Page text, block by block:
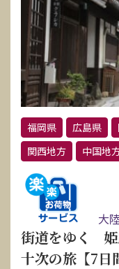
福岡県 広島県
関西地方
中国地
大
街道をゆく
十次の旅【7日